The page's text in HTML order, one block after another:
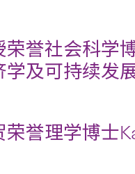
荣誉社会科学
学及可持续发
荣誉理学博士